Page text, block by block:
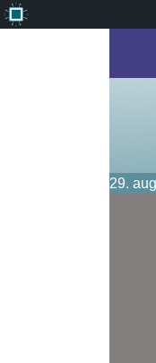
Om
29.